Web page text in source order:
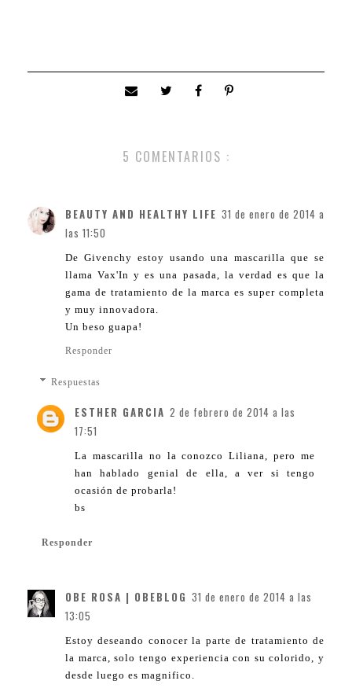
5 COMENTARIOS :
BEAUTY AND HEALTHY LIFE 31 de enero de 2014 a
las 11:50
De Givenchy estoy usando una mascarilla que se
llama Vax'In y es una pasada, la verdad es que la
gama de tratamiento de la marca es super completa
y muy innovadora.
Un beso guapa!
Responder
Respuestas
ESTHER GARCIA 2 de febrero de 2014 a las
17:51
La mascarilla no la conozco Liliana, pero me
han hablado genial de ella, a ver si tengo
ocasión de probarla!
bs
Responder
OBE ROSA | OBEBLOG 31 de enero de 2014 a las
13:05
Estoy deseando conocer la parte de tratamiento de
la marca, solo tengo experiencia con su colorido, y
desde luego es magnifico.